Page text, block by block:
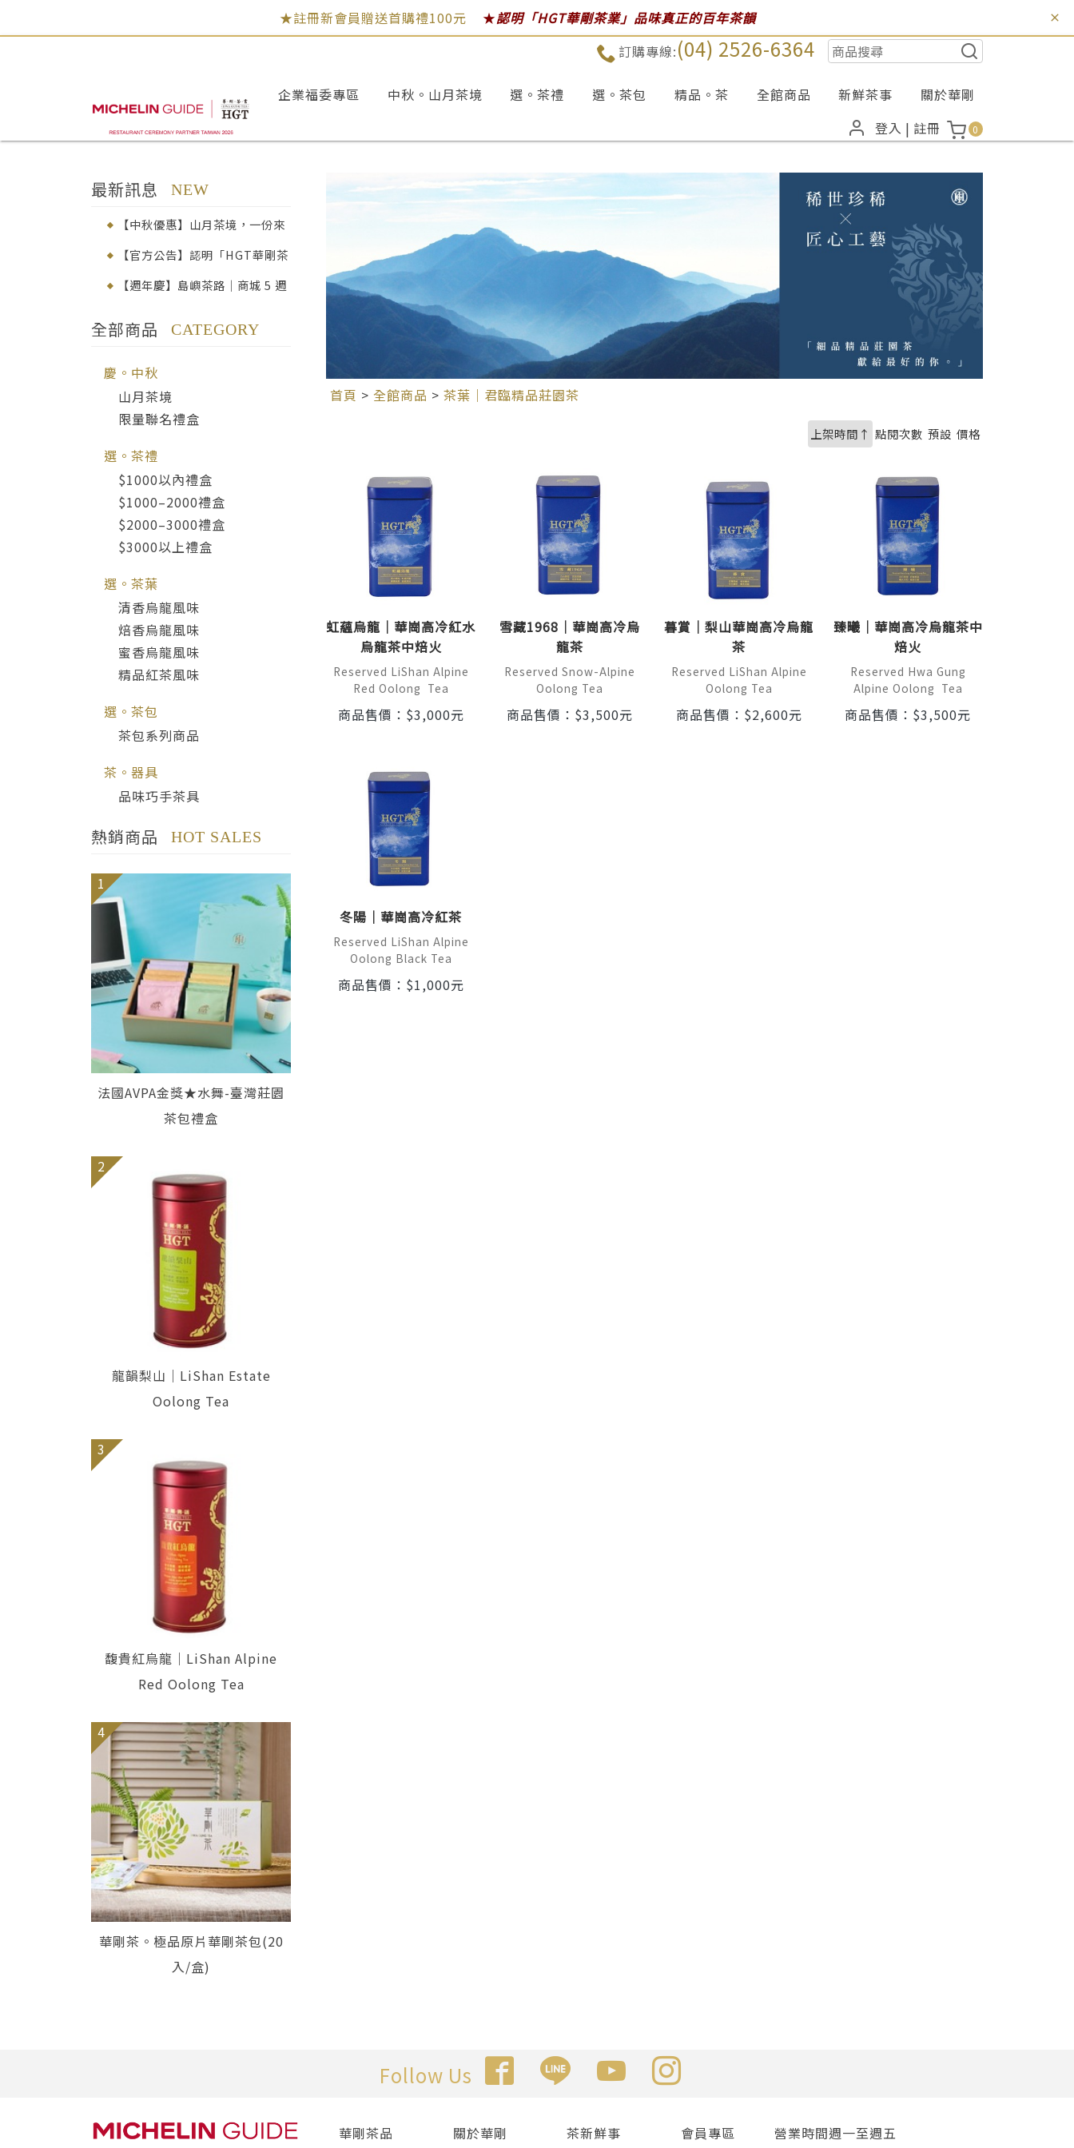
★註冊新會員贈送首購禮100元 ★認明「HGT華剛茶業」品味真正的百年茶韻
訂購專線:(04) 2526-6364
企業福委專區 中秋。山月茶境 選。茶禮 選。茶包 精品。茶 全館商品 新鮮茶事
關於華剛
登入 | 註冊 0
最新訊息 NEW
【中秋優惠】山月茶境，一份來
自臺灣高山的心意│早鳥92折
【官方公告】認明「HGT華剛茶
業」，品味真正的百年茶韻
【週年慶】島嶼茶路｜商城 5 週
全部商品 CATEGORY
慶。中秋
山月茶境
限量聯名禮盒
選。茶禮
$1000以內禮盒
$1000–2000禮盒
$2000–3000禮盒
$3000以上禮盒
選。茶葉
清香烏龍風味
焙香烏龍風味
蜜香烏龍風味
精品紅茶風味
選。茶包
茶包系列商品
茶。器具
品味巧手茶具
熱銷商品 HOT SALES
1
法國AVPA金獎★水舞-臺灣莊園
茶包禮盒
2
龍韻梨山｜LiShan Estate
Oolong Tea
3
馥貴紅烏龍｜LiShan Alpine
Red Oolong Tea
4
華剛茶。極品原片華剛茶包(20
入/盒)
首頁 > 全館商品 > 茶葉｜君臨精品莊園茶
上架時間↑ 點閱次數 預設 價格
虹蘊烏龍｜華崗高冷紅水
烏龍茶中焙火
Reserved LiShan Alpine
Red Oolong Tea
商品售價： $3,000元
雪藏1968｜華崗高冷烏
龍茶
Reserved Snow-Alpine
Oolong Tea
商品售價： $3,500元
暮賞｜梨山華崗高冷烏龍
茶
Reserved LiShan Alpine
Oolong Tea
商品售價： $2,600元
臻曦｜華崗高冷烏龍茶中
焙火
Reserved Hwa Gung
Alpine Oolong Tea
商品售價： $3,500元
冬陽｜華崗高冷紅茶
Reserved LiShan Alpine
Oolong Black Tea
商品售價： $1,000元
Follow Us
華剛茶品 關於華剛 茶新鮮事 會員專區 營業時間週一至週五